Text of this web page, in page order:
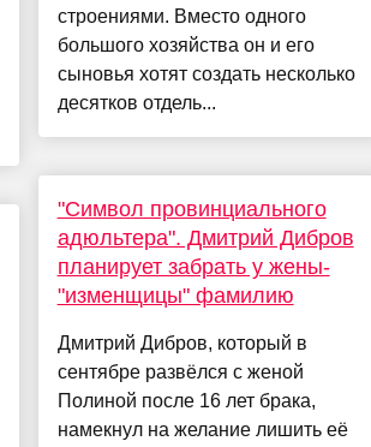
строениями. Вместо одного
большого хозяйства он и его
сыновья хотят создать несколько
десятков отдель...
"Символ провинциального
адюльтера". Дмитрий Дибров
планирует забрать у жены-
"изменщицы" фамилию
Дмитрий Дибров, который в
сентябре развёлся с женой
Полиной после 16 лет брака,
намекнул на желание лишить её